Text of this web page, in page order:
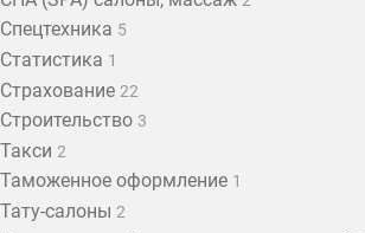
Спецтехника 5
Статистика 1
Страхование 22
Строительство 3
Такси 2
Таможенное оформление 1
Тату-салоны 2